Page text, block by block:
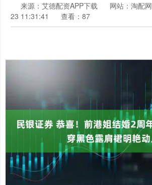
来源：艾德配资APP下载 网站：淘配网
23 11:31:41
查看：87